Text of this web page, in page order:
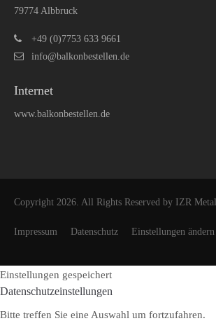
79774 Albbruck
+49 (0)7753 633 9661
info@balkonbestellen.de
Internet
www.balkonbestellen.de
Copyright 2026. All Rights Reserved by IZR
Impressum Datenschutz Einstellungen ändern
Einstellungen gespeichert
Datenschutzeinstellungen
Bitte treffen Sie eine Auswahl um fortzufahren.